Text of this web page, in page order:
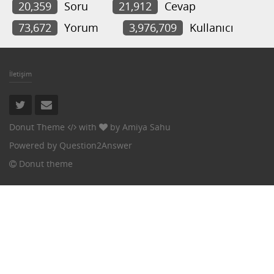
20,359 Soru 21,912
Cevap
73,672
Yorum 3,976,709 Kullanıcı
İletişim
Donut Theme with by Amiya Sahu
Powered by Question2Answer
Donut theme